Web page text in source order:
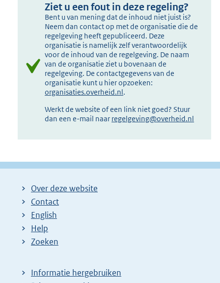
Ziet u een fout in deze regeling?
Bent u van mening dat de inhoud niet juist is?
Neem dan contact op met de organisatie die de
regelgeving heeft gepubliceerd. Deze
organisatie is namelijk zelf verantwoordelijk
voor de inhoud van de regelgeving. De naam
van de organisatie ziet u bovenaan de
regelgeving. De contactgegevens van de
organisatie kunt u hier opzoeken:
organisaties.overheid.nl.
Werkt de website of een link niet goed? Stuur
dan een e-mail naar regelgeving@overheid.nl
Over deze website
Contact
English
Help
Zoeken
Informatie hergebruiken